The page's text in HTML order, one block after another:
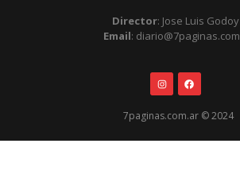
Director: Jose Luis Godoy
Email:
7paginas.com.ar © 2024